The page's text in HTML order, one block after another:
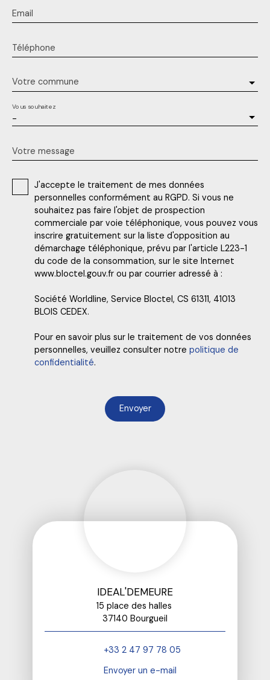
Email
Téléphone
Votre commune
-
Vous souhaitez
Votre message
J'accepte le traitement de mes données
personnelles conformément au RGPD. Si vous ne
souhaitez pas faire l'objet de prospection
commerciale par voie téléphonique, vous pouvez vous
inscrire gratuitement sur la liste d'opposition au
démarchage téléphonique, prévu par l'article L223-1
du code de la consommation, sur le site Internet
www.bloctel.gouv.fr ou par courrier adressé à :
Société Worldline, Service Bloctel, CS 61311, 41013
BLOIS CEDEX.
Pour en savoir plus sur le traitement de vos données
personnelles, veuillez consulter notre politique de
confidentialité.
Envoyer
IDEAL'DEMEURE
15 place des halles
37140 Bourgueil
+33 2 47 97 78 05
Envoyer un e-mail